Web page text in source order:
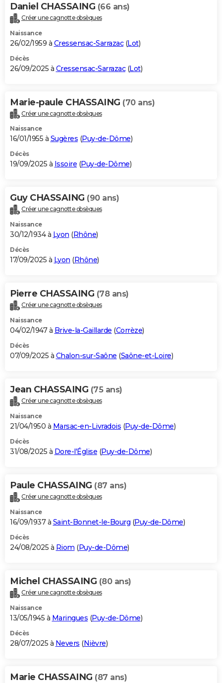
Daniel CHASSAING (66 ans)
Créer une cagnotte obsèques
Naissance
26/02/1959 à Cressensac-Sarrazac(Lot)
Décès
26/09/2025 à Cressensac-Sarrazac(Lot)
Marie-paule CHASSAING (70 ans)
Créer une cagnotte obsèques
Naissance
16/01/1955 à Sugères (Puy-de-Dôme)
Décès
19/09/2025 à Issoire (Puy-de-Dôme)
Guy CHASSAING (90 ans)
Créer une cagnotte obsèques
Naissance
30/12/1934 à Lyon (Rhône)
Décès
17/09/2025 à Lyon (Rhône)
Pierre CHASSAING (78 ans)
Créer une cagnotte obsèques
Naissance
04/02/1947 à Brive-la-Gaillarde (Corrèze)
Décès
07/09/2025 à Chalon-sur-Saône (Saône-et-Loire)
Jean CHASSAING (75 ans)
Créer une cagnotte obsèques
Naissance
21/04/1950 à Marsac-en-Livradois (Puy-de-Dôme)
Décès
31/08/2025 à Dore-l'Église (Puy-de-Dôme)
Paule CHASSAING (87 ans)
Créer une cagnotte obsèques
Naissance
16/09/1937 à Saint-Bonnet-le-Bourg (Puy-de-Dôme)
Décès
24/08/2025 à Riom (Puy-de-Dôme)
Michel CHASSAING (80 ans)
Créer une cagnotte obsèques
Naissance
13/05/1945 à Maringues (Puy-de-Dôme)
Décès
28/07/2025 à Nevers (Nièvre)
Marie CHASSAING (87 ans)